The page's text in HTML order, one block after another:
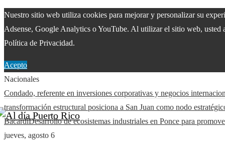
Nuestro sitio web utiliza cookies para mejorar y personalizar su
Adsense, Google Analytics o YouTube. Al utilizar el sitio web, usted
Política de Privacidad.
Acepto
Nacionales
Condado, referente en inversiones corporativas y negocios
transformación estructural posiciona a San Juan como nodo
BacardíDesarrollo de ecosistemas industriales en Ponce para
jueves, agosto 6